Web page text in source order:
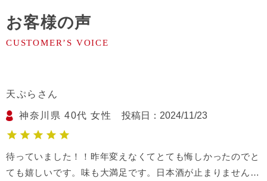
お客様の声
天ぷら
神奈川県 40代 女性 投稿日 2024/11/23
待っていました！！昨年変えなくてとても悔しかったのでと
ても嬉しいです。味も大満足です。日本酒が止まりません…